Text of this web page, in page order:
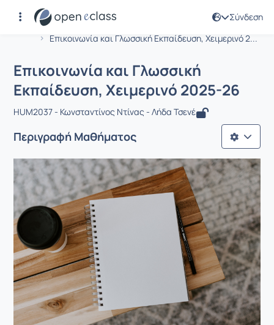
Σύνδεση
Αρχική Σελίδα
Επικοινωνία και Γλωσσική Εκπαίδευση, Χειμερινό 2...
Μάθημα : Επικοινωνία και
Επικοινωνία και Γλωσσική
Εκπαίδευση, Χειμερινό 2025-26
HUM2037 - Κωνσταντίνος Ντίνας - Λήδα Τσενέ
Περιγραφή Μαθήματος